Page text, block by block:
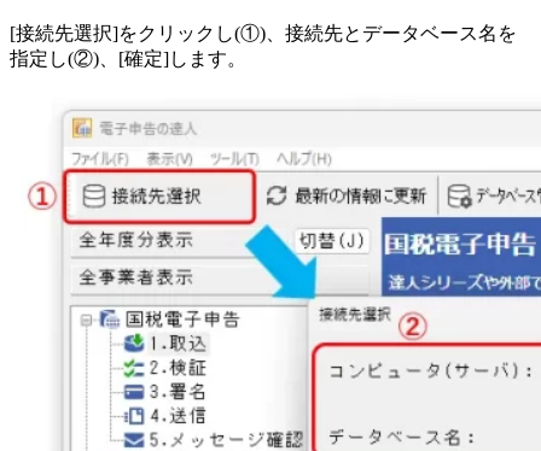
[接続先選択]をクリックし(①)、接続先とデータベース名を
指定し(②)、[確定]します。